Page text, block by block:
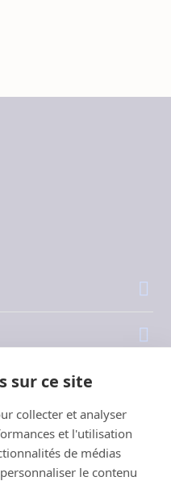
sur ce site
collecter et analyser
et l'utilisation
de médias
le contenu